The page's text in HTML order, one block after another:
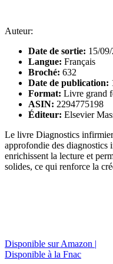
Auteur:
Date de sortie: 15/09/
Langue: Français
Broché: 632
Date de publication:
Format: Livre grand
ASIN: 2294775198
Éditeur: Elsevier
Le livre Diagnostics
approfondie des diagnostics
enrichissent la lecture et
solides, ce qui renforce la
Disponible sur Amazon |
Disponible à la Fnac